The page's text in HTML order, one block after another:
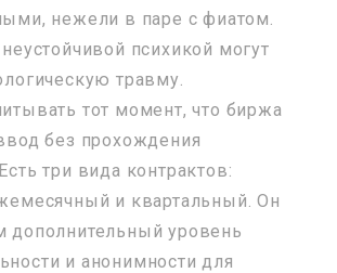
нежели в паре с фиатом.
психикой могут
травму.
тот момент, что биржа
без прохождения
три вида контрактов:
и квартальный. Он
дополнительный уровень
и анонимности для